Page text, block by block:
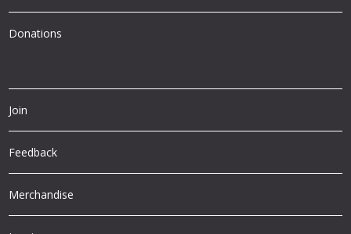
Donations
Join
Feedback
Merchandise